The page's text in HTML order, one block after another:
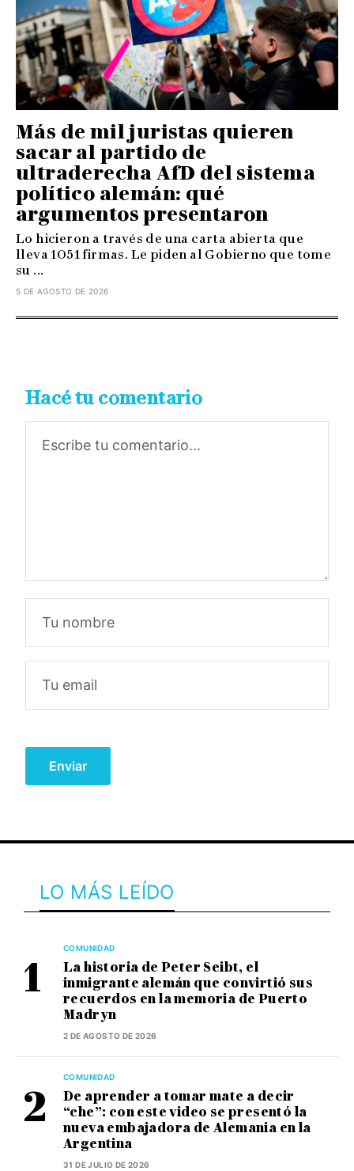
Más de mil juristas quieren
sacar al partido de
ultraderecha AfD del sistema
político alemán: qué
argumentos presentaron
Lo hicieron a través de una carta abierta que
lleva 1051 firmas. Le piden al Gobierno que tome
su ...
5 DE AGOSTO DE 2026
Hacé tu comentario
LO MÁS LEÍDO
COMUNIDAD
La historia de Peter Seibt, el
inmigrante alemán que convirtió sus
recuerdos en la memoria de Puerto
Madryn
2 DE AGOSTO DE 2026
COMUNIDAD
De aprender a tomar mate a decir
“che”: con este video se presentó la
nueva embajadora de Alemania en la
Argentina
31 DE JULIO DE 2026